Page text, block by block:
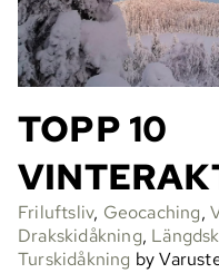
TOPP 10
Friluftsliv, Geocaching,
Drakskidåkning,
Turskidåkning by